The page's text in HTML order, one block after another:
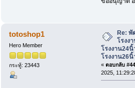
totoshop1
Hero Member
กระทู้: 23443
Re: พั
โรงง
โรงงาน24
โรงงาน26
« ตอบกลับ
2025,